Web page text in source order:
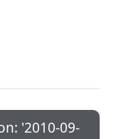
'2010-09-